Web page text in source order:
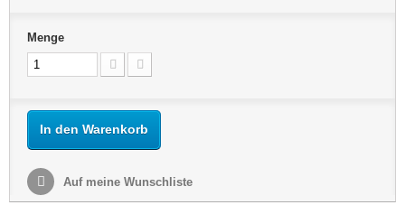
Menge
In den Warenkorb
Auf meine Wunschliste